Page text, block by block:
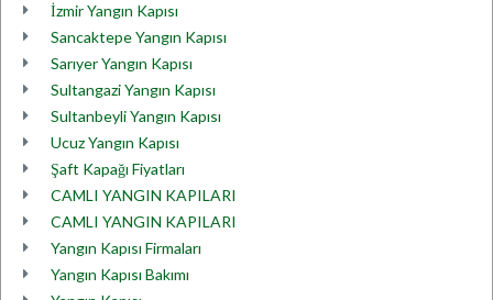
İzmir Yangın Kapısı
Sancaktepe Yangın Kapısı
Sarıyer Yangın Kapısı
Sultangazi Yangın Kapısı
Sultanbeyli Yangın Kapısı
Ucuz Yangın Kapısı
Şaft Kapağı Fiyatları
CAMLI YANGIN KAPILARI
CAMLI YANGIN KAPILARI
Yangın Kapısı Firmaları
Yangın Kapısı Bakımı